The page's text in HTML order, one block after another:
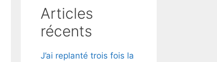
Articles
récents
J’ai replanté trois fois la